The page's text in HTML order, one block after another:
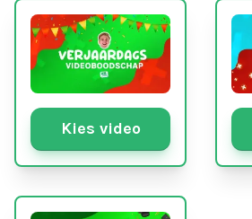
Kies video